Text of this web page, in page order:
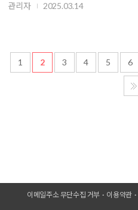
관리자
2025.03.14
1 2 3 4 5 6
이메일주소 무단수집 거부 이용약관